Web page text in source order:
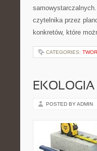
czytelnika przez
konkretów, które
CATEGORIES:
POSTED BY ADMIN